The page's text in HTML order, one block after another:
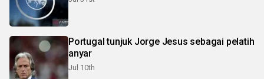
Portugal tunjuk Jorge Jesus sebagai pelatih
anyar
Jul 10th